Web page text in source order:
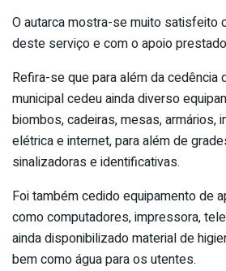
O autarca mostra-se muito satisfeito
deste serviço e com o apoio
Refira-se que para além da cedência
municipal cedeu ainda diverso
biombos, cadeiras, mesas, armários,
elétrica e internet, para além de
sinalizadoras e identificativas.
Foi também cedido equipamento de
como computadores, impressora,
ainda disponibilizado material de
bem como água para os utentes.